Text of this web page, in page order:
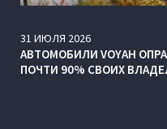
31 ИЮЛЯ 2026
АВТОМОБИЛИ VOYAH
ПОЧТИ 90% СВОИХ